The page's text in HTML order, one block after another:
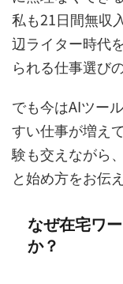
私も21日間無収
辺ライター時代
られる仕事選び
でも今はAIツー
すい仕事が増え
験も交えながら
と始め方をお伝
なぜ在宅ワ
か？